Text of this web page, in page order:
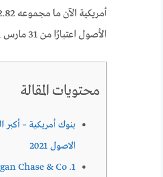
الأصول اعتبارًا من 31 مارس 2021.
محتويات المقالة
بنوك أمريكية – أكبر
الاصول 2021
1. JPMorgan Chase & Co